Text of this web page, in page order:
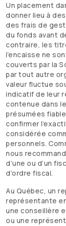
Un placement
donner lieu à
des frais de
du fonds avant
contraire, les
l’encaisse ne
couverts par la
par tout autre
valeur fluctue
indicatif de leur
contenue dans
présumées
confirmer
considérée
personnels.
nous
d’une ou d’un
d’ordre fiscal.
Au Québec, un
représentante
une conseillère
ou une